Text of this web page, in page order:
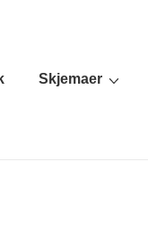
Skjemaer